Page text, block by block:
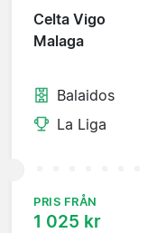
Celta Vigo
Malaga
Balaidos
La Liga
PRIS FRÅN
1 025 kr